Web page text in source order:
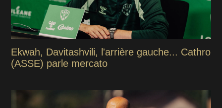
Ekwah, Davitashvili, l'arrière gauche... Cathro
(ASSE) parle mercato